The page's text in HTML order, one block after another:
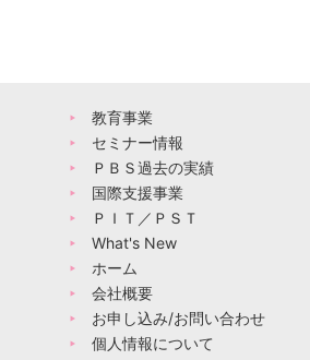
教育事業
セミナー情報
ＰＢＳ過去の実績
国際支援事業
ＰＩＴ／ＰＳＴ
What's New
ホーム
会社概要
お申し込み/お問い合わせ
個人情報について